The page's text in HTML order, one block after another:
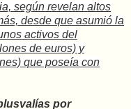
según revelan altos
desde que asumió la
activos del
de euros) y
que poseía con
por